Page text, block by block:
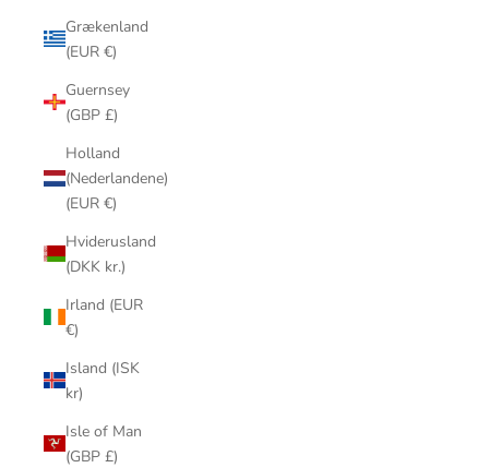
Grækenland
(EUR €)
Guernsey
(GBP £)
Holland
(Nederlandene)
(EUR €)
Hviderusland
(DKK kr.)
Irland (EUR
€)
Island (ISK
kr)
Isle of Man
(GBP £)